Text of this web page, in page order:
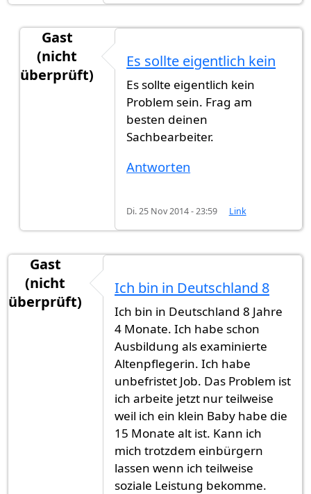
Gast
(nicht
überprüft)
Hallo ich Hab Frage und es
Es sollte eigentlich kein
Es sollte eigentlich kein
Problem sein. Frag am
besten deinen
Sachbearbeiter.
Antworten
Di. 25 Nov 2014 - 23:59 Link
Gast
(nicht
überprüft)
Ich bin in Deutschland 8
Ich bin in Deutschland 8 Jahre
4 Monate. Ich habe schon
Ausbildung als examinierte
Altenpflegerin. Ich habe
unbefristet Job. Das Problem ist
ich arbeite jetzt nur teilweise
weil ich ein klein Baby habe die
15 Monate alt ist. Kann ich
mich trotzdem einbürgern
lassen wenn ich teilweise
soziale Leistung bekomme.